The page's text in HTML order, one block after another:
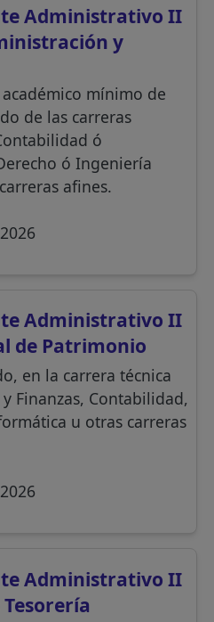
Administrativo II
y
mínimo de
de las carreras
ó
ó Ingeniería
afines.
Administrativo II
de Patrimonio
en la carrera técnica
Finanzas, Contabilidad,
u otras carreras
Administrativo II